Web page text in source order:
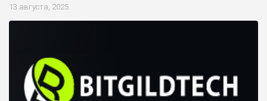
13 августа, 2025